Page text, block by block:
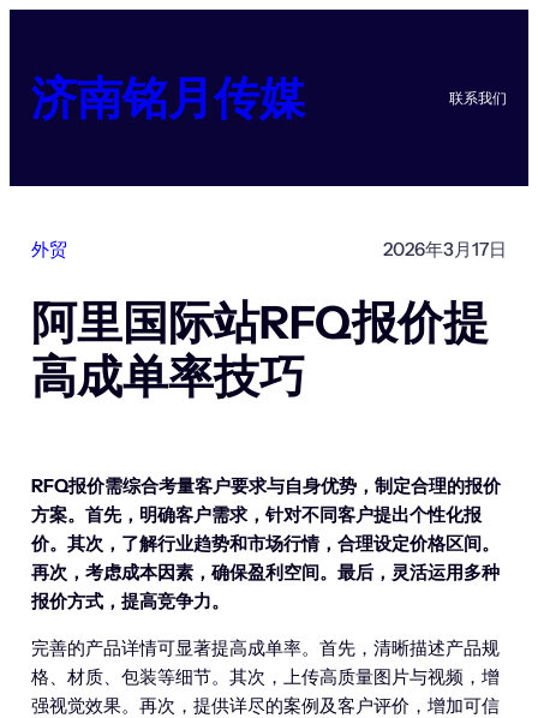
济南铭月传媒 联系我们
外贸 2026年3月17日
阿里国际站RFQ报价提
高成单率技巧
RFQ报价需综合考量客户要求与自身优势，制定合理的报价
方案。首先，明确客户需求，针对不同客户提出个性化报
价。其次，了解行业趋势和市场行情，合理设定价格区间。
再次，考虑成本因素，确保盈利空间。最后，灵活运用多种
报价方式，提高竞争力。
完善的产品详情可显著提高成单率。首先，清晰描述产品规
格、材质、包装等细节。其次，上传高质量图片与视频，增
强视觉效果。再次，提供详尽的案例及客户评价，增加可信